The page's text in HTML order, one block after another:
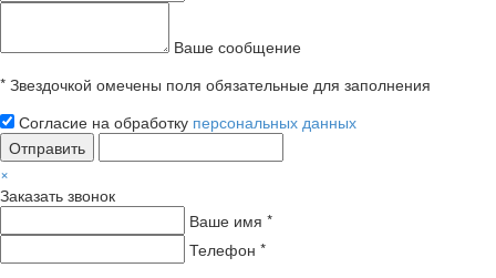
Ваше сообщение
* Звездочкой омечены поля обязательные для заполнения
Согласие на обработку персональных данных
Отправить
×
Заказать звонок
Ваше имя *
Телефон *